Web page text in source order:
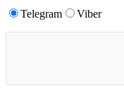
Telegram Viber